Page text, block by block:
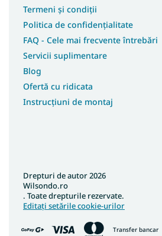
Covoare 400x400
Covoare 120x90
Covoare 120x100
Covoare 40x60
Covoare 200x400
Covoare 160x210
Covoare colorate
Termeni și condiții
Politica de confidențialitate
FAQ - Cele mai frecvente întrebări
Servicii suplimentare
Blog
Ofertă cu ridicata
Instrucțiuni de montaj
Transfer bancar
Drepturi de autor 2026
Wilsondo.ro
. Toate drepturile rezervate.
Editați setările cookie-urilor